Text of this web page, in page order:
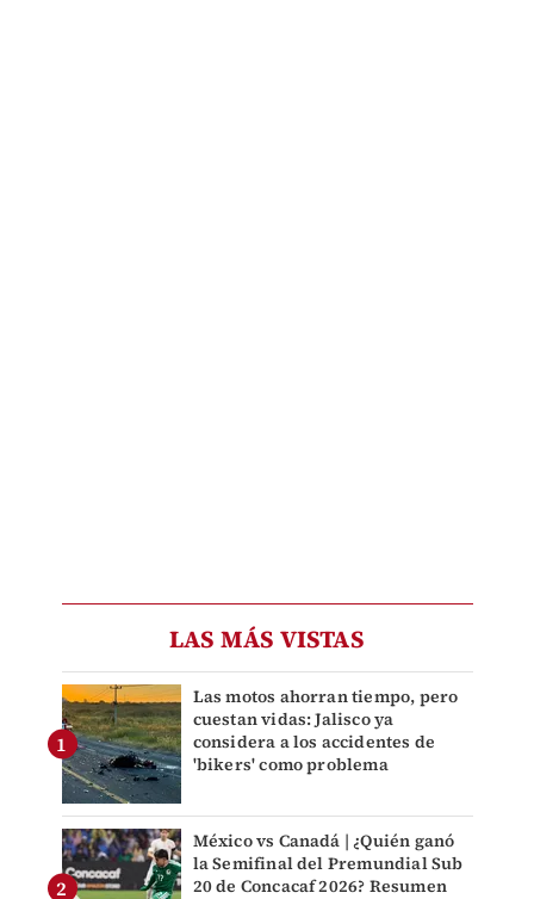
LAS MÁS VISTAS
Las motos ahorran tiempo, pero
cuestan vidas: Jalisco ya
considera a los accidentes de
'bikers' como problema
México vs Canadá | ¿Quién ganó
la Semifinal del Premundial Sub
20 de Concacaf 2026? Resumen